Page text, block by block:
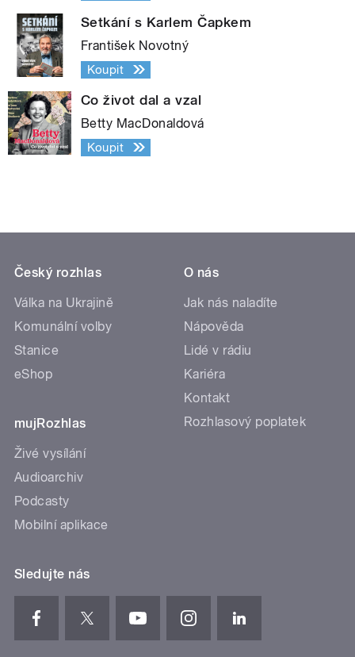
Setkání s Karlem Čapkem
František Novotný
Koupit
Co život dal a vzal
Betty MacDonaldová
Koupit
Český rozhlas
Válka na Ukrajině
Komunální volby
Stanice
eShop
mujRozhlas
Živé vysílání
Audioarchiv
Podcasty
Mobilní aplikace
O nás
Jak nás naladíte
Nápověda
Lidé v rádiu
Kariéra
Kontakt
Rozhlasový poplatek
Sledujte nás